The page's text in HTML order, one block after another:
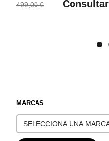
MARCAS
499,00 €
Consultar